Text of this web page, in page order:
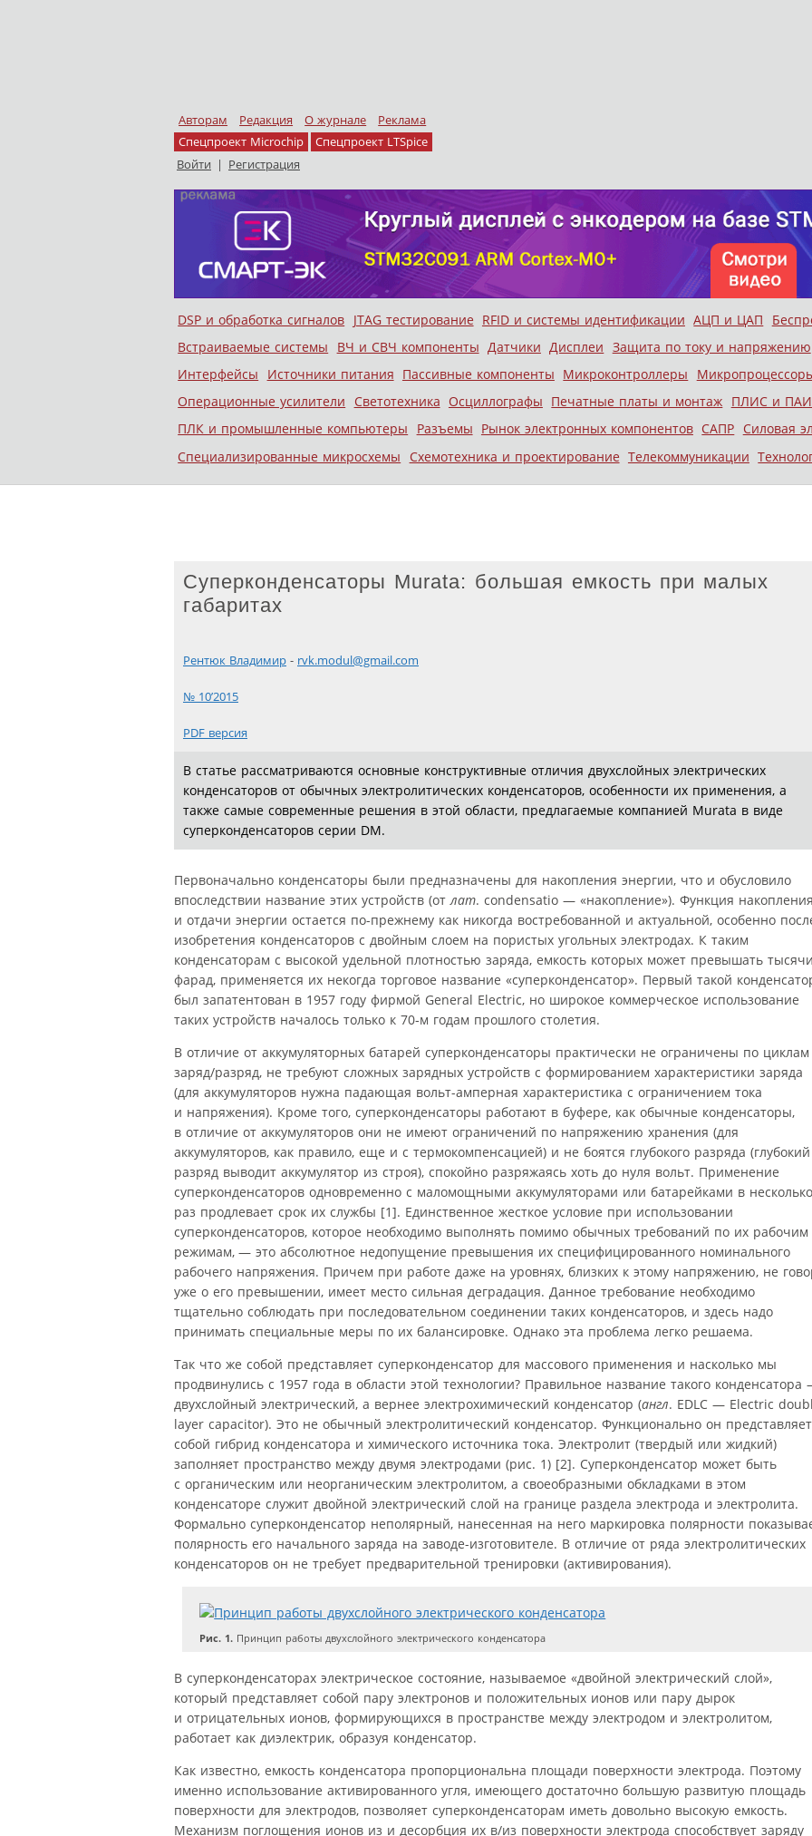
Авторам Редакция О журнале
Реклама
Спецпроект Microchip
Спецпроект LTSpice
Войти | Регистрация
Меню
Skip to content
DSP и обработка сигналов JTAG тестирование RFID и системы идентификации АЦП и ЦАП
Встраиваемые системы
ВЧ и СВЧ компоненты Датчики Дисплеи Защита по току и напряжению
Интерфейсы
Источники питания Пассивные компоненты Микроконтроллеры
Операционные усилители
Светотехника Осциллографы Печатные платы и монтаж ПЛИС и
ПЛК и промышленные компьютеры
Разъемы Рынок электронных компонентов САПР Силовая
Специализированные микросхемы
Схемотехника и проектирование Телекоммуникации
Суперконденсаторы Murata: большая емкость при малых
габаритах
Рентюк Владимир - rvk.modul@gmail.com
№ 10’2015
PDF версия
В статье рассматриваются основные конструктивные отличия двухслойных электрических
конденсаторов от обычных электролитических конденсаторов, особенности их применения, а
также самые современные решения в этой области, предлагаемые компанией Murata в виде
суперконденсаторов серии DM.
Первоначально конденсаторы были предназначены для накопления энергии, что и обусловило
впоследствии название этих устройств (от лат. condensatio — «накопление»). Функция накопления
и отдачи энергии остается по-прежнему как никогда востребованной и актуальной, особенно
изобретения конденсаторов с двойным слоем на пористых угольных электродах. К таким
конденсаторам с высокой удельной плотностью заряда, емкость которых может превышать тысячи
фарад, применяется их некогда торговое название «суперконденсатор». Первый такой
был запатентован в 1957 году фирмой General Electric, но широкое коммерческое использование
таких устройств началось только к 70‑м годам прошлого столетия.
В отличие от аккумуляторных батарей суперконденсаторы практически не ограничены по циклам
заряд/разряд, не требуют сложных зарядных устройств с формированием характеристики заряда
(для аккумуляторов нужна падающая вольт-амперная характеристика с ограничением тока
и напряжения). Кроме того, суперконденсаторы работают в буфере, как обычные конденсаторы,
в отличие от аккумуляторов они не имеют ограничений по напряжению хранения (для
аккумуляторов, как правило, еще и с термокомпенсацией) и не боятся глубокого разряда (глубокий
разряд выводит аккумулятор из строя), спокойно разряжаясь хоть до нуля вольт. Применение
суперконденсаторов одновременно с маломощными аккумуляторами или батарейками в несколько
раз продлевает срок их службы [1]. Единственное жесткое условие при использовании
суперконденсаторов, которое необходимо выполнять помимо обычных требований по их рабочим
режимам, — это абсолютное недопущение превышения их специфицированного номинального
рабочего напряжения. Причем при работе даже на уровнях, близких к этому напряжению, не
уже о его превышении, имеет место сильная деградация. Данное требование необходимо
тщательно соблюдать при последовательном соединении таких конденсаторов, и здесь надо
принимать специальные меры по их балансировке. Однако эта проблема легко решаема.
Так что же собой представляет суперконденсатор для массового применения и насколько мы
продвинулись с 1957 года в области этой технологии? Правильное название такого конденсатора
двухслойный электрический, а вернее электрохимический конденсатор (англ. EDLC — Electric
layer capacitor). Это не обычный электролитический конденсатор. Функционально он представляет
собой гибрид конденсатора и химического источника тока. Электролит (твердый или жидкий)
заполняет пространство между двумя электродами (рис. 1) [2]. Суперконденсатор может быть
с органическим или неорганическим электролитом, а своеобразными обкладками в этом
конденсаторе служит двойной электрический слой на границе раздела электрода и электролита.
Формально суперконденсатор неполярный, нанесенная на него маркировка полярности
полярность его начального заряда на заводе-изготовителе. В отличие от ряда электролитических
конденсаторов он не требует предварительной тренировки (активирования).
Рис. 1. Принцип работы двухслойного электрического конденсатора
В суперконденсаторах электрическое состояние, называемое «двойной электрический слой»,
который представляет собой пару электронов и положительных ионов или пару дырок
и отрицательных ионов, формирующихся в пространстве между электродом и электролитом,
работает как диэлектрик, образуя конденсатор.
Как известно, емкость конденсатора пропорциональна площади поверхности электрода. Поэтому
именно использование активированного угля, имеющего достаточно большую развитую площадь
поверхности для электродов, позволяет суперконденсаторам иметь довольно высокую емкость.
Механизм поглощения ионов из и десорбция их в/из поверхности электрода способствует заряду